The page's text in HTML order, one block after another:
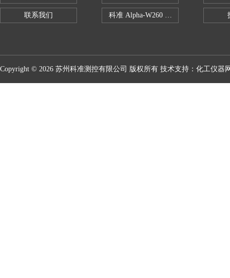
联系我们 科准 Alpha-W260 半导体全自动推拉
Copyright © 2026 苏州科准测控有限公司 版权所有 技术支持： 化工仪器